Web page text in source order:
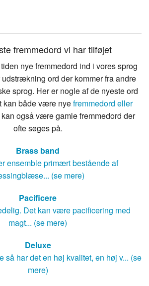
fremmedord vi har tilføjet
nye fremmedord ind i vores sprog
ord der kommer fra andre
sprog. Her er nogle af de nyeste ord
kan både være nyefremmedord eller
kan også være gamle fremmedord der
ofte søges på.
Brass band
ensemble primært bestående af
(se mere)
Pacificere
Det kan være pacificering med
magt... (se mere)
Deluxe
så har det en høj kvalitet, en høj v... (se
mere)